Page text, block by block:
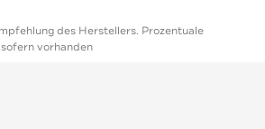
des Herstellers. Prozentuale
vorhanden